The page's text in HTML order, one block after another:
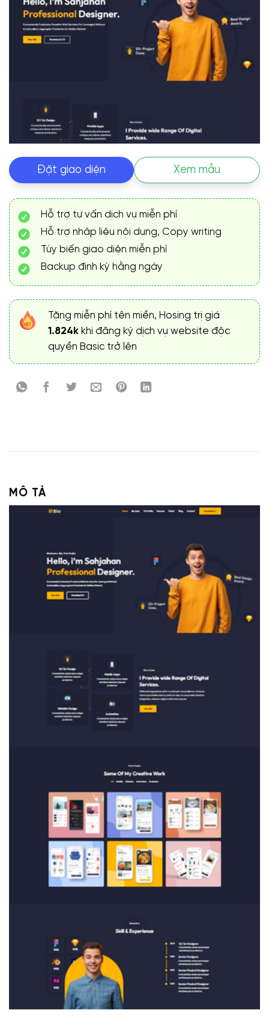
Đặt giao diện Xem mẫu
Hỗ trợ tư vấn dịch vụ miễn phí
Hỗ trợ nhập liệu nội dung, Copy writing
Tùy biến giao diện miễn phí
Backup định kỳ hằng ngày
Tặng miễn phí tên miền, Hosing trị giá
1.824k khi đăng ký dịch vụ website độc
quyền Basic trở lên
MÔ TẢ